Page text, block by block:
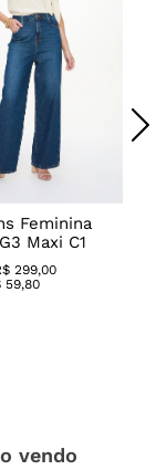
Feminina
Maxi C1
299,00
59,80
vendo